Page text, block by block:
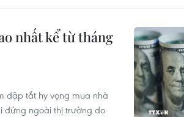
nhất kể từ tháng
dập tắt hy vọng mua nhà
đứng ngoài thị trường do